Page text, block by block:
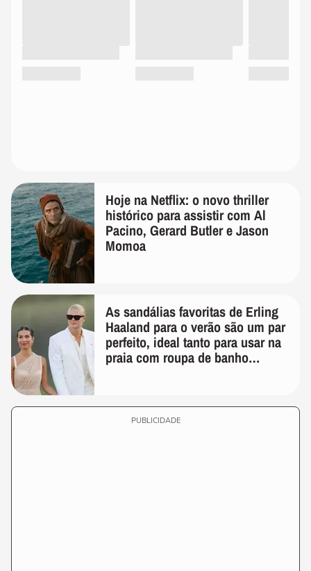
Hoje na Netflix: o novo thriller
histórico para assistir com Al
Pacino, Gerard Butler e Jason
Momoa
As sandálias favoritas de Erling
Haaland para o verão são um par
perfeito, ideal tanto para usar na
praia com roupa de banho
PUBLICIDADE